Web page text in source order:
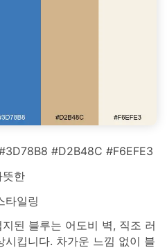
#D2B48C #F6EFE3
뜻한
타일링
된 블루는 어도비 벽, 직조 러
킵니다. 차가운 느낌 없이 블